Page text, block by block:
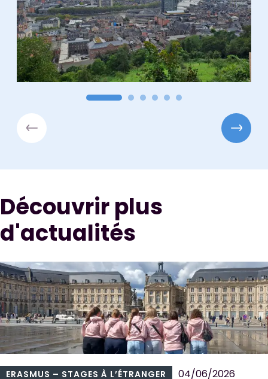
Découvrir plus
d'actualités
ERASMUS – STAGES À L’ÉTRANGER 04/06/2026